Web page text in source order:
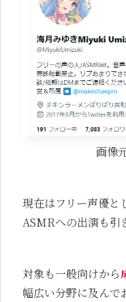
画像
現在はフリー声優と
ASMRへの出演も引
対象も一般向けから
幅広い分野に及んで